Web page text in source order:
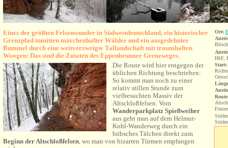
Eines der größten Felsenwunder in Südwestdeutschland, ein historischer
Grenzpfad inmitten märchenhafter Wälder und ein ausgedehnter
Bummel durch eine weitverzweigte Tallandschaft mit traumhaften
Woogen: Das sind die Zutaten des Eppenbrunner Grenzweges.
Die Route wird hier entgegen der
üblichen Richtung beschrieben:
So kommt man noch zu einer
relativ stillen Stunde zum
vielbesuchten Massiv der
Altschloßfelsen. Vom
Wanderparkplatz Spießweiher
aus geht man auf dem Helmut-
Kohl-Wanderweg durch ein
hübsches Tälchen direkt zum
Beginn der Altschloßfelsen, wo man von bizarren Türmen empfangen
Ort:
Bitsch
HbF,
Start: